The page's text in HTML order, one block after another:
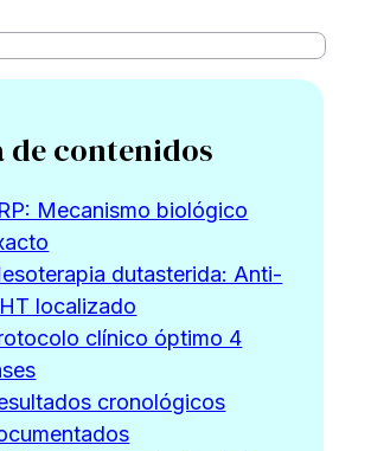
de contenidos
Mecanismo biológico
dutasterida: Anti-
localizado
clínico óptimo 4
cronológicos